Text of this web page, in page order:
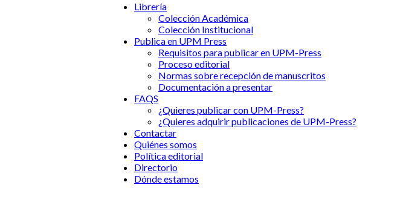
Librería
Colección Académica
Colección Institucional
Publica en UPM Press
Requisitos para publicar en UPM-Press
Proceso editorial
Normas sobre recepción de manuscritos
Documentación a presentar
FAQS
¿Quieres publicar con UPM-Press?
¿Quieres adquirir publicaciones de UPM-Press?
Contactar
Quiénes somos
Política editorial
Directorio
Dónde estamos